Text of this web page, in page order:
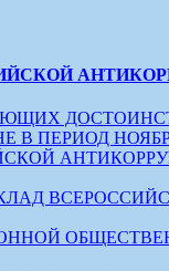
НОЯБРЬ